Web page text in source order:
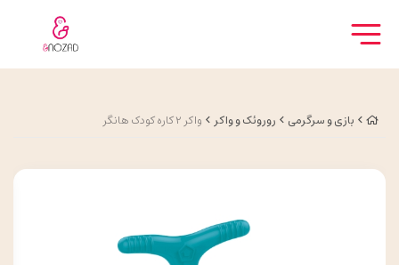
بازی و سرگرمی روروئک و واکر واکر 2 کاره کودک هانگر